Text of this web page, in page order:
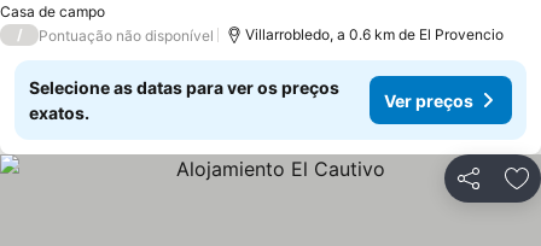
Casa de campo
/ Pontuação não disponível Villarrobledo, a 0.6 km de El Provencio
Selecione as datas para ver os preços
exatos.
Ver preços
Partilhar